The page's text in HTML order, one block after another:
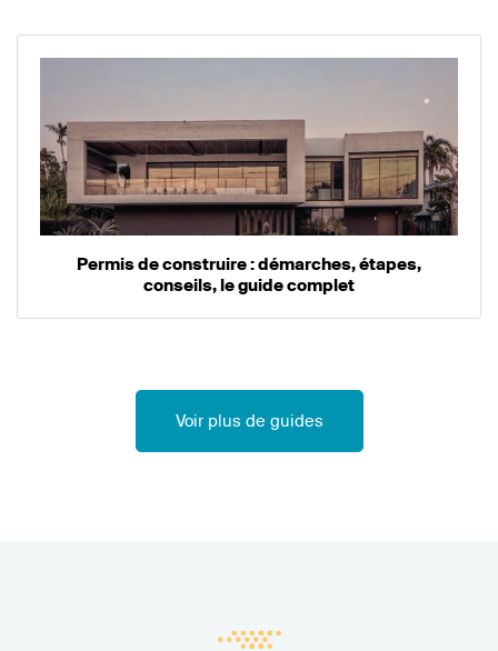
Permis de construire : démarches, étapes,
conseils, le guide complet
Voir plus de guides